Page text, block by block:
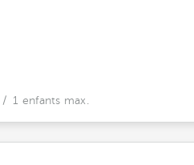
/ 1 enfants max.